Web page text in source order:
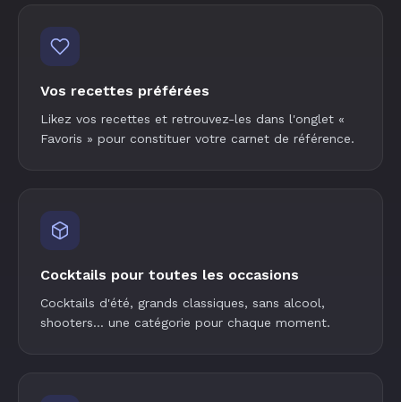
Vos recettes préférées
Likez vos recettes et retrouvez-les dans l'onglet «
Favoris » pour constituer votre carnet de référence.
Cocktails pour toutes les occasions
Cocktails d'été, grands classiques, sans alcool,
shooters… une catégorie pour chaque moment.